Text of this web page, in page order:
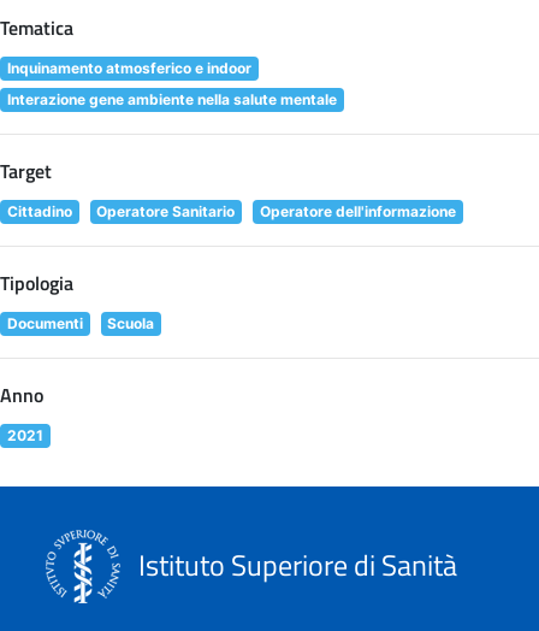
Tematica
Inquinamento atmosferico e indoor
Interazione gene ambiente nella salute mentale
Target
Cittadino Operatore Sanitario Operatore dell'informazione
Tipologia
Documenti Scuola
Anno
2021
Istituto Superiore di Sanità